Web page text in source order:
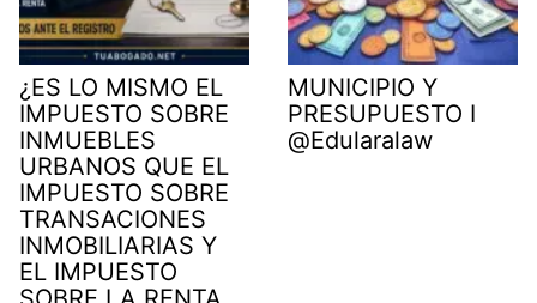
¿ES LO MISMO EL
IMPUESTO SOBRE
INMUEBLES
URBANOS QUE EL
IMPUESTO SOBRE
TRANSACIONES
INMOBILIARIAS Y
EL IMPUESTO
MUNICIPIO Y
PRESUPUESTO I
@Edularalaw